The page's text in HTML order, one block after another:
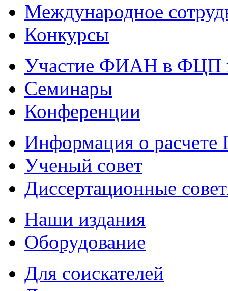
Международное
Конкурсы
Участие ФИАН в ФЦП
Семинары
Конференции
Информация о
Ученый совет
Диссертационные
Наши издания
Оборудование
Для соискателей